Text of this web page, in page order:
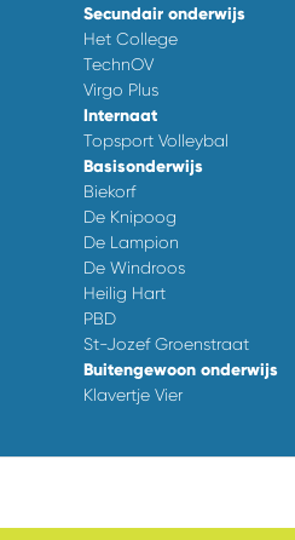
Secundair onderwijs
Het College
TechnOV
Virgo Plus
Internaat
Topsport Volleybal
Basisonderwijs
Biekorf
De Knipoog
De Lampion
De Windroos
Heilig Hart
PBD
St-Jozef Groenstraat
Buitengewoon onderwijs
Klavertje Vier